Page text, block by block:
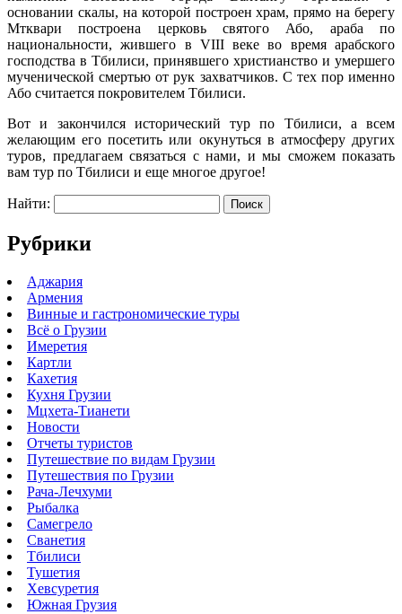
основании скалы, на которой построен храм, прямо на берегу
Мтквари построена церковь святого Або, араба по
национальности, жившего в VIII веке во время арабского
господства в Тбилиси, принявшего христианство и умершего
мученической смертью от рук захватчиков. С тех пор именно
Або считается покровителем Тбилиси.
Вот и закончился исторический тур по Тбилиси, а всем
желающим его посетить или окунуться в атмосферу других
туров, предлагаем связаться с нами, и мы сможем показать
вам тур по Тбилиси и еще многое другое!
Найти:
Рубрики
Аджария
Армения
Винные и гастрономические туры
Всё о Грузии
Имеретия
Картли
Кахетия
Кухня Грузии
Мцхета-Тианети
Новости
Отчеты туристов
Путешествие по видам Грузии
Путешествия по Грузии
Рача-Лечхуми
Рыбалка
Самегрело
Сванетия
Тбилиси
Тушетия
Хевсуретия
Южная Грузия